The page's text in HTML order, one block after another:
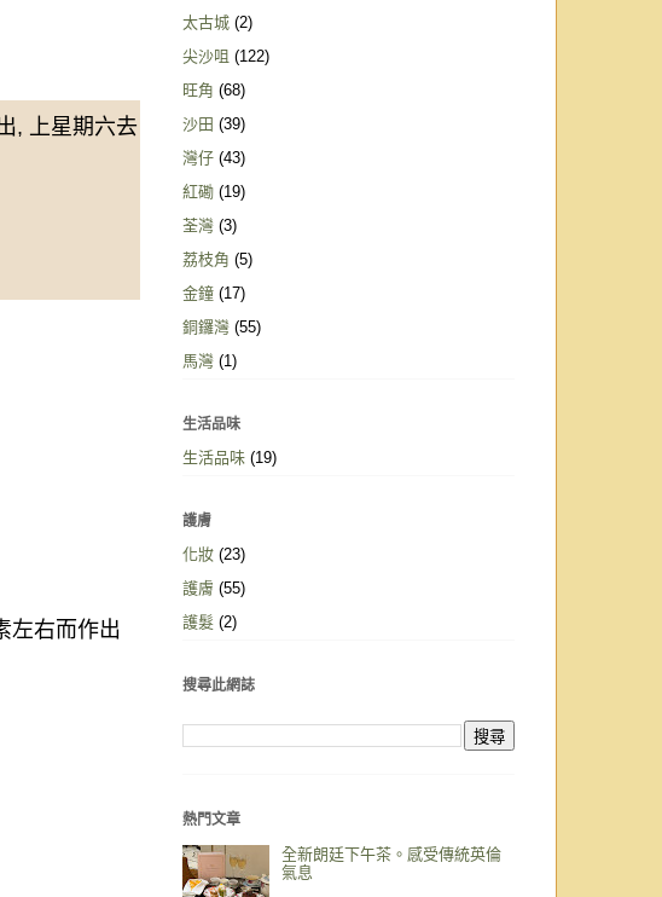
, 上星期六去
左右而作出
太古城 (2)
尖沙咀 (122)
旺角 (68)
沙田 (39)
灣仔 (43)
紅磡 (19)
荃灣 (3)
荔枝角 (5)
金鐘 (17)
銅鑼灣 (55)
馬灣 (1)
生活品味
生活品味 (19)
護膚
化妝 (23)
護膚 (55)
護髮 (2)
搜尋此網誌
熱門文章
全新朗廷下午茶。感受傳統英倫
氣息